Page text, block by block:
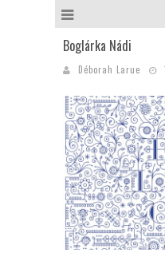
Boglárka Nádi
Déborah Larue